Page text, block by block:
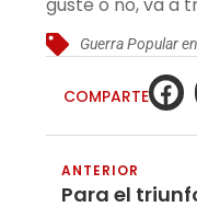
Guerra Popular
COMPARTE
ANTERIOR